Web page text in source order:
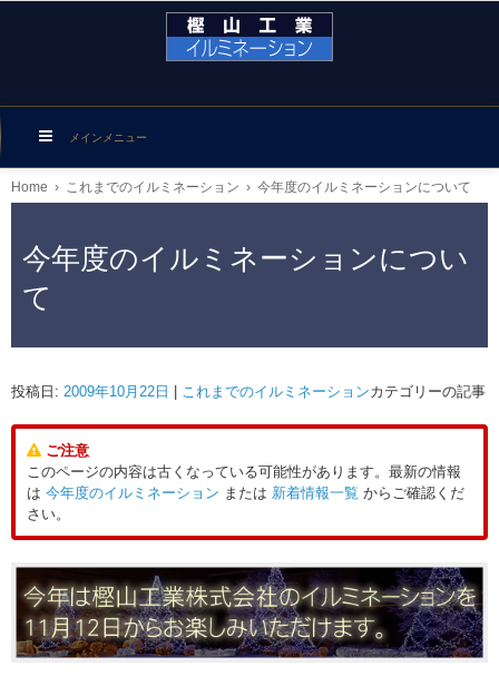
メインメニュー
Home › これまでのイルミネーション › 今年度のイルミネーションについて
今年度のイルミネーションについ
て
投稿日: 2009年10月22日 これまでのイルミネーションカテゴリーの記事
ご注意
このページの内容は古くなっている可能性があります。最新の情報
は 今年度のイルミネーション または 新着情報一覧 からご確認くだ
さい。